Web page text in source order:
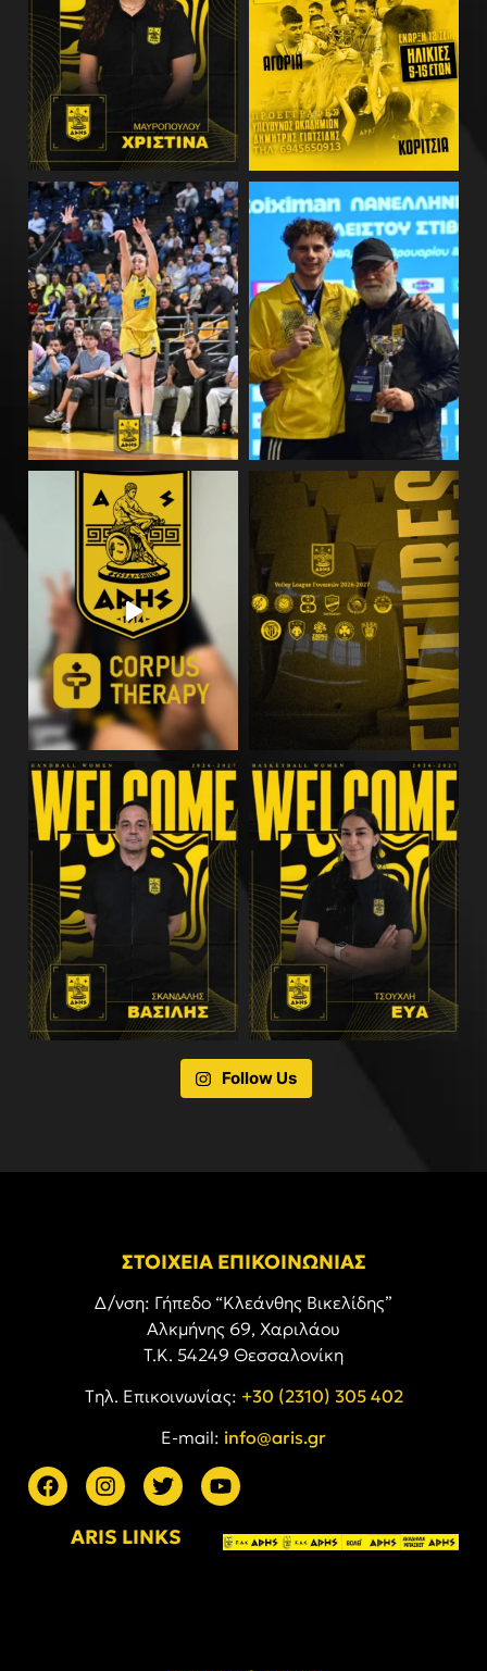
Follow Us
ΣΤΟΙΧΕΙΑ ΕΠΙΚΟΙΝΩΝΙΑΣ
Δ/νση: Γήπεδο “Κλεάνθης Βικελίδης”
Αλκμήνης 69, Χαριλάου
Τ.Κ. 54249 Θεσσαλονίκη
Tηλ. Επικοινωνίας: +30 (2310) 305 402
E-mail: info@aris.gr
ARIS LINKS